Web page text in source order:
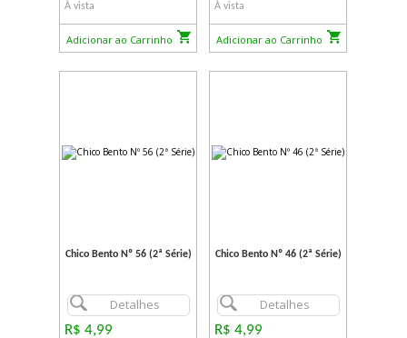
À vista
Adicionar ao Carrinho
À vista
Adicionar ao Carrinho
Chico Bento Nº 56 (2ª Série)
Detalhes
R$ 4,99
Chico Bento Nº 46 (2ª Série)
Detalhes
R$ 4,99